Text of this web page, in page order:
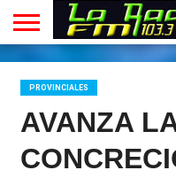
INICIO
EN
VIVO
PROGRAMACION
CONTACTO
PROVINCIALES
AVANZA